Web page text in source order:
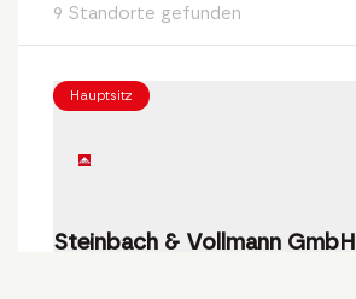
9 Standorte gefunden
Hauptsitz
Steinbach & Vollmann GmbH